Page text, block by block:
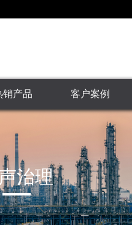
销产品 客户案例
治理